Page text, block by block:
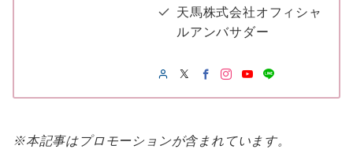
天馬株式会社オフィシャ
ルアンバサダー
※本記事はプロモーションが含まれています。